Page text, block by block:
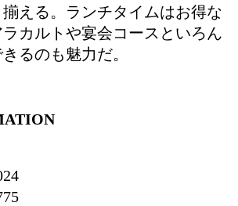
える。ランチタイムはお得な
カルトや宴会コースといろん
るのも魅力だ。